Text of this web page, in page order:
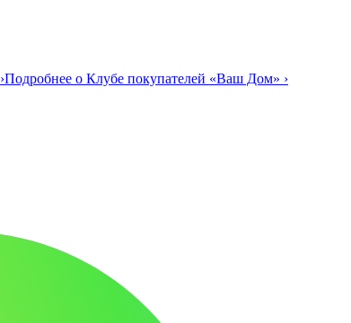
›Подробнее о Клубе покупателей «Ваш Дом» ›